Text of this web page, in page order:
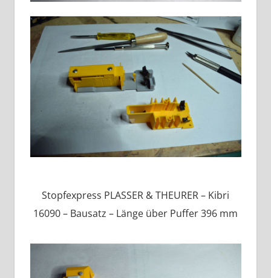
Stopfexpress PLASSER & THEURER – Kibri
16090 – Bausatz – Länge über Puffer 396 mm